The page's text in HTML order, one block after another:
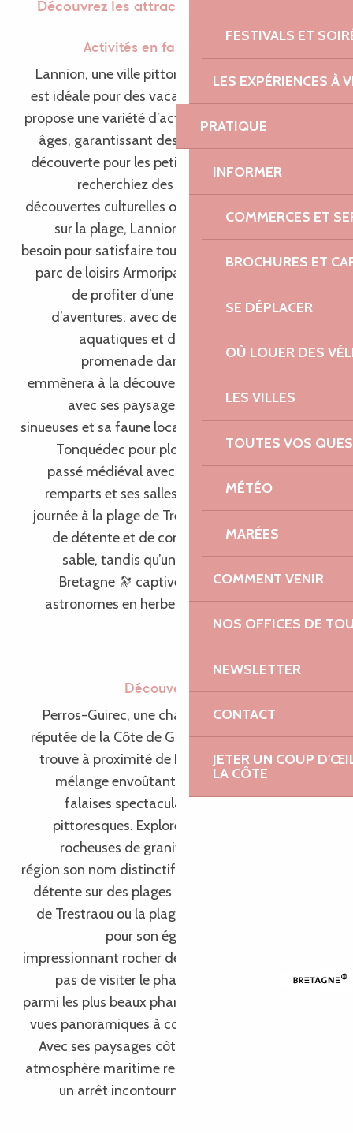
FESTIVALS ET
LES EXPÉRIENCES À
PRATIQUE
INFORMER
COMMERCES ET
BROCHURES ET
SE DÉPLACER
OÙ LOUER DES
LES VILLES
TOUTES VOS
MÉTÉO
MARÉES
COMMENT VENIR
NOS OFFICES DE
NEWSLETTER
CONTACT
JETER UN COUP
LA CÔTE
Découvrez les attractions à Lannion et dans
Activités en famille à Lannion 👨‍👩‍👦‍👦
Lannion, une ville pittoresque située en Bretagne,
est idéale pour des vacances en famille. La région
propose une variété d’activités adaptées à tous les
âges, garantissant des moments de plaisir et de
découverte pour les petits et les grands. Que vous
recherchiez des aventures en plein air, des
découvertes culturelles ou des journées de détente
sur la plage, Lannion a tout ce dont vous avez
besoin pour satisfaire toute la famille. Une visite au
parc de loisirs Armoripark permettra aux enfants
de profiter d’une journée remplie de rires et
d’aventures, avec des piscines, des toboggans
aquatiques et des jeux passionnants. Une
promenade dans la vallée du Léguer vous
emmènera à la découverte de la nature préservée,
avec ses paysages pittoresques, ses rivières
sinueuses et sa faune locale. Explorez le château de
Tonquédec pour plonger votre famille dans le
passé médiéval avec ses tours imposantes, ses
remparts et ses salles richement décorées. Une
journée à la plage de Trestel offrira des moments
de détente et de construction de châteaux de
sable, tandis qu’une visite du planétarium de
Bretagne 🔭 captivera les petits et les grands
astronomes en herbe avec son voyage dans les
mystères de l’univers.
Découverte de Perros-Guirec 🏖️
Perros-Guirec, une charmante station balnéaire
réputée de la Côte de Granit Rose en Bretagne, se
trouve à proximité de Lannion. Elle vous offre un
mélange envoûtant de plages de sable fin, de
falaises spectaculaires et de sentiers côtiers
pittoresques. Explorez les célèbres formations
rocheuses de granit rose qui donnent à cette
région son nom distinctif. Profitez d’une journée de
détente sur des plages idylliques comme la plage
de Trestraou ou la plage de Saint-Guirec, célèbre
pour son église en bord de mer et son
impressionnant rocher de granit rose. Ne manquez
pas de visiter le phare de Ploumanac’h, classé
parmi les plus beaux phares du monde, offrant des
vues panoramiques à couper le souffle sur la côte.
Avec ses paysages côtiers époustouflants et son
atmosphère maritime relaxante, Perros-Guirec est
un arrêt incontournable lors de votre séjour à